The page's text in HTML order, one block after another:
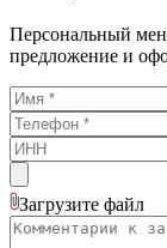
Персональный
предложение и
Загрузите файл